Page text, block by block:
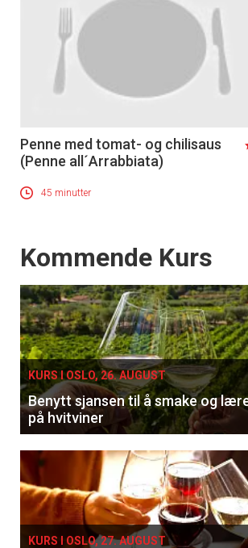
Penne med tomat- og chilisaus
(Penne all´Arrabbiata)
45 minutter
Events
Kommende Kurs
KURS I OSLO, 26. AUGUST
Benytt sjansen til å smake og
på hvitviner
KURS I OSLO, 27. AUGUST